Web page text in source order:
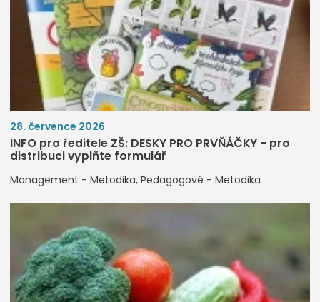
28. července 2026
INFO pro ředitele ZŠ: DESKY PRO PRVŇÁČKY - pro
distribuci vyplňte formulář
Management - Metodika Pedagogové - Metodika